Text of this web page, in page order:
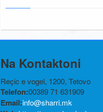
Na Kontaktoni
Reçic e vogel, 1200, Tetovo
Telefon:00389 71 631909
Email:info@sharri.mk